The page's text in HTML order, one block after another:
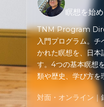
瞑想を始
TNM Program
入門プログラム。
かれた瞑想を、日本
す。4つの基本瞑想
類や歴史、学び方を
対面・オンライン｜